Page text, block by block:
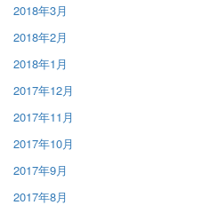
2018年3月
2018年2月
2018年1月
2017年12月
2017年11月
2017年10月
2017年9月
2017年8月